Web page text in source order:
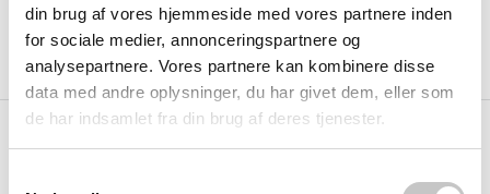
din brug af vores hjemmeside med vores partnere inden
for sociale medier, annonceringspartnere og
analysepartnere. Vores partnere kan kombinere disse
data med andre oplysninger, du har givet dem, eller som
de har indsamlet fra din brug af deres tjenester.
Tilføj til indkøbskurv Tilføj til indkøbskurv